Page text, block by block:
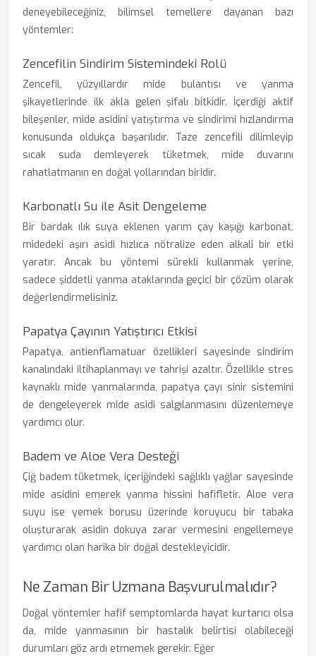
deneyebileceğiniz, bilimsel temellere dayanan bazı
yöntemler:
Zencefilin Sindirim Sistemindeki Rolü
Zencefil, yüzyıllardır mide bulantısı ve yanma
şikayetlerinde ilk akla gelen şifalı bitkidir. İçerdiği aktif
bileşenler, mide asidini yatıştırma ve sindirimi hızlandırma
konusunda oldukça başarılıdır. Taze zencefili dilimleyip
sıcak suda demleyerek tüketmek, mide duvarını
rahatlatmanın en doğal yollarından biridir.
Karbonatlı Su ile Asit Dengeleme
Bir bardak ılık suya eklenen yarım çay kaşığı karbonat,
midedeki aşırı asidi hızlıca nötralize eden alkali bir etki
yaratır. Ancak bu yöntemi sürekli kullanmak yerine,
sadece şiddetli yanma ataklarında geçici bir çözüm olarak
değerlendirmelisiniz.
Papatya Çayının Yatıştırıcı Etkisi
Papatya, antienflamatuar özellikleri sayesinde sindirim
kanalındaki iltihaplanmayı ve tahrişi azaltır. Özellikle stres
kaynaklı mide yanmalarında, papatya çayı sinir sistemini
de dengeleyerek mide asidi salgılanmasını düzenlemeye
yardımcı olur.
Badem ve Aloe Vera Desteği
Çiğ badem tüketmek, içeriğindeki sağlıklı yağlar sayesinde
mide asidini emerek yanma hissini hafifletir. Aloe vera
suyu ise yemek borusu üzerinde koruyucu bir tabaka
oluşturarak asidin dokuya zarar vermesini engellemeye
yardımcı olan harika bir doğal destekleyicidir.
Ne Zaman Bir Uzmana Başvurulmalıdır?
Doğal yöntemler hafif semptomlarda hayat kurtarıcı olsa
da, mide yanmasının bir hastalık belirtisi olabileceği
durumları göz ardı etmemek gerekir. Eğer